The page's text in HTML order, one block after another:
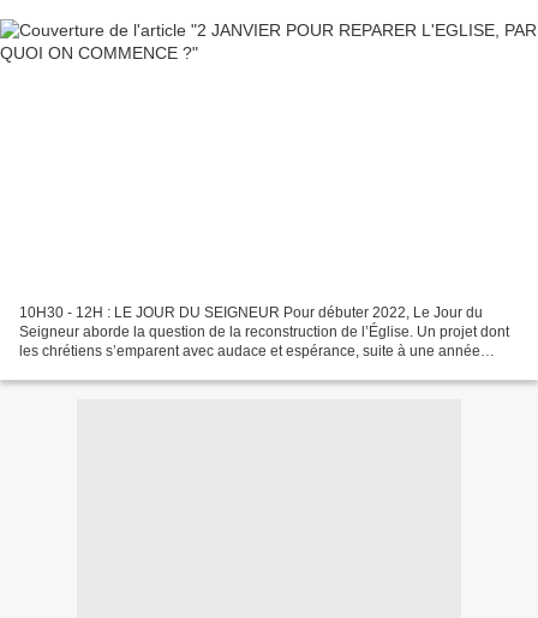
10H30 - 12H : LE JOUR DU SEIGNEUR Pour débuter 2022, Le Jour du
Seigneur aborde la question de la reconstruction de l’Église. Un projet dont
les chrétiens s’emparent avec audace et espérance, suite à une année